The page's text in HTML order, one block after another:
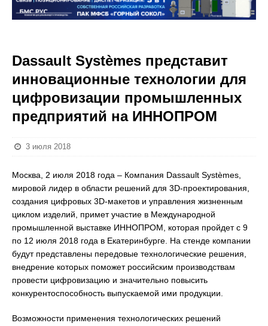
Dassault Systèmes представит
инновационные технологии для
цифровизации промышленных
предприятий на ИННОПРОМ
3 июля 2018
Москва, 2 июля 2018 года – Компания Dassault Systèmes,
мировой лидер в области решений для 3D-проектирования,
создания цифровых 3D-макетов и управления жизненным
циклом изделий, примет участие в Международной
промышленной выставке ИННОПРОМ, которая пройдет с 9
по 12 июля 2018 года в Екатеринбурге. На стенде компании
будут представлены передовые технологические решения,
внедрение которых поможет российским производствам
провести цифровизацию и значительно повысить
конкурентоспособность выпускаемой ими продукции.
Возможности применения технологических решений